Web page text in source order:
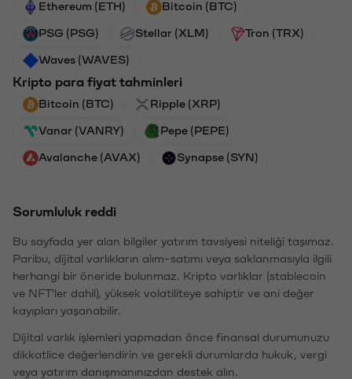
Ethereum (ETH) Bitcoin (BTC)
PSG (PSG) Stellar (XLM) Tron (TRX)
Waves (WAVES)
Kripto para fiyat tahminleri
Bitcoin (BTC) Ripple (XRP)
Vanar (VANRY) Pepe (PEPE)
Avalanche (AVAX) Synapse (SYN)
Sorumluluk reddi
Bu sayfada yer alan bilgiler yatırım tavsiyesi niteliği taşımaz.
Paribu, dijital varlıkların alım-satımı veya saklanmasıyla ilgili
herhangi bir öneride bulunmaz. Kripto varlıklar (stablecoin
ve NFT'ler dahil), yüksek volatiliteye sahiptir ve ani değer
kayıpları yaşanabilir.
Dijital varlık işlemleri yapmadan önce finansal durumunuzu
dikkatlice değerlendirin ve gerekli durumlarda hukuk, vergi
veya yatırım danışmanınızdan destek alın.